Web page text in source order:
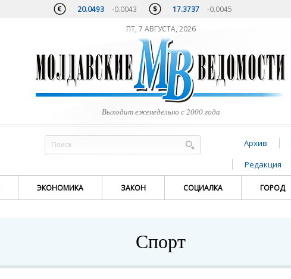
20.0493 -0.0043 17.3737 -0.0045
ПТ, 7 АВГУСТА, 2026
Выходит еженедельно с 2000 года
Архив
Редакция
ЭКОНОМИКА ЗАКОН СОЦИАЛКА ГОРОД
Спорт